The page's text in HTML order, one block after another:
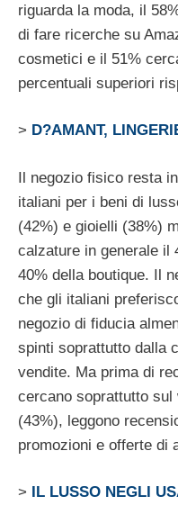
riguarda la moda, il
di fare ricerche su
cosmetici e il 51%
percentuali superiori
> D?AMANT,
Il negozio fisico resta
italiani per i beni di
(42%) e gioielli (38%)
calzature in generale il
40% della boutique. Il
che gli italiani
negozio di fiducia
spinti soprattutto dalla
vendite. Ma prima di
cercano soprattutto
(43%), leggono
promozioni e offerte di
> IL LUSSO NEGLI